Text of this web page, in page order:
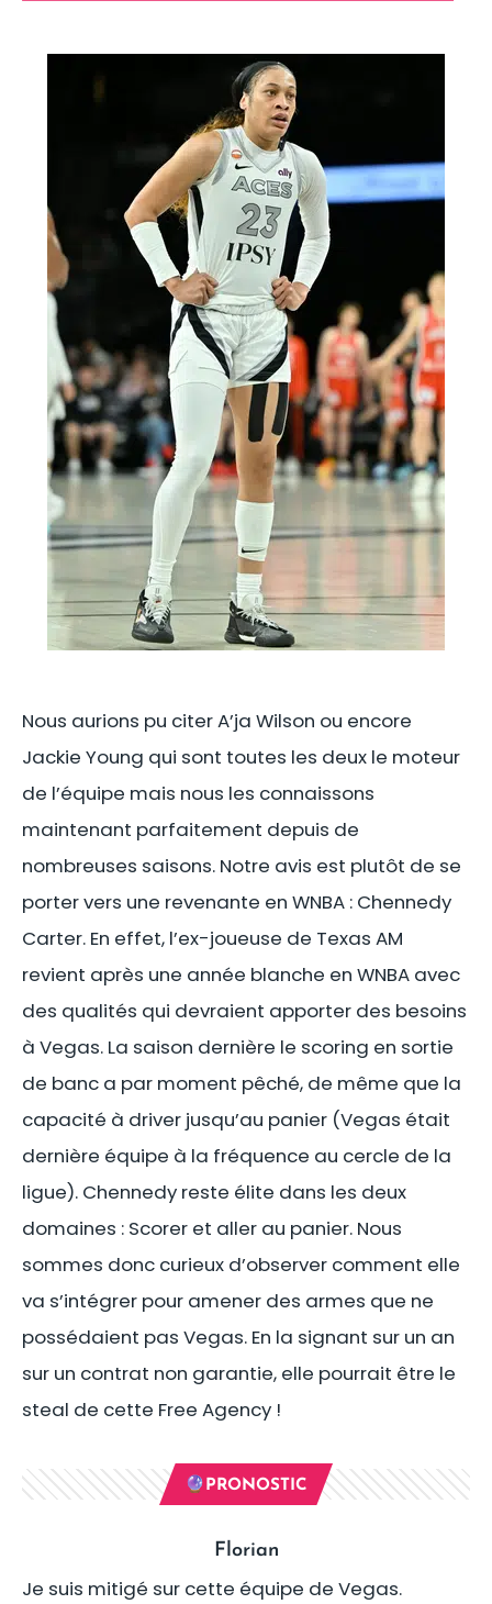
Nous aurions pu citer A’ja Wilson ou encore
Jackie Young qui sont toutes les deux le moteur
de l’équipe mais nous les connaissons
maintenant parfaitement depuis de
nombreuses saisons. Notre avis est plutôt de se
porter vers une revenante en WNBA : Chennedy
Carter. En effet, l’ex-joueuse de Texas AM
revient après une année blanche en WNBA avec
des qualités qui devraient apporter des besoins
à Vegas. La saison dernière le scoring en sortie
de banc a par moment pêché, de même que la
capacité à driver jusqu’au panier (Vegas était
dernière équipe à la fréquence au cercle de la
ligue). Chennedy reste élite dans les deux
domaines : Scorer et aller au panier. Nous
sommes donc curieux d’observer comment elle
va s’intégrer pour amener des armes que ne
possédaient pas Vegas. En la signant sur un an
sur un contrat non garantie, elle pourrait être le
steal de cette Free Agency !
🔮PRONOSTIC
Florian
Je suis mitigé sur cette équipe de Vegas.